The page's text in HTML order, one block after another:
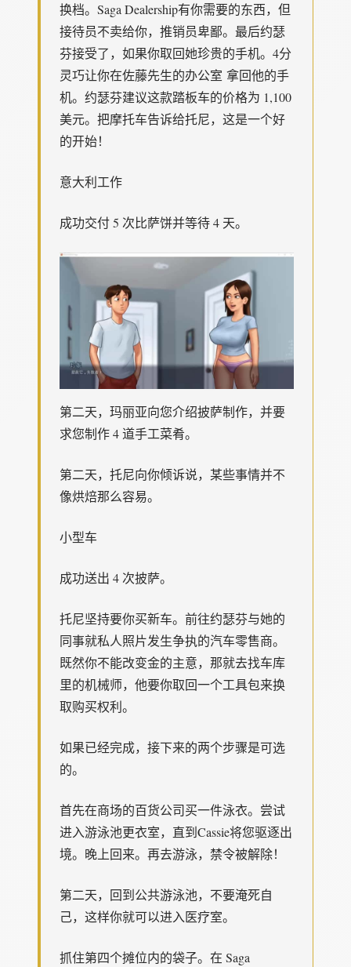
换档。Saga Dealership有你需要的东西，但
接待员不卖给你，推销员卑鄙。最后约瑟
芬接受了，如果你取回她珍贵的手机。4分
灵巧让你在佐藤先生的办公室 拿回他的手
机。约瑟芬建议这款踏板车的价格为 1,100
美元。把摩托车告诉给托尼，这是一个好
的开始！
意大利工作
成功交付 5 次比萨饼并等待 4 天。
第二天，玛丽亚向您介绍披萨制作，并要
求您制作 4 道手工菜肴。
第二天，托尼向你倾诉说，某些事情并不
像烘焙那么容易。
小型车
成功送出 4 次披萨。
托尼坚持要你买新车。前往约瑟芬与她的
同事就私人照片发生争执的汽车零售商。
既然你不能改变金的主意，那就去找车库
里的机械师，他要你取回一个工具包来换
取购买权利。
如果已经完成，接下来的两个步骤是可选
的。
首先在商场的百货公司买一件泳衣。尝试
进入游泳池更衣室，直到Cassie将您驱逐出
境。晚上回来。再去游泳，禁令被解除！
第二天，回到公共游泳池，不要淹死自
己，这样你就可以进入医疗室。
抓住第四个摊位内的袋子。在 Saga